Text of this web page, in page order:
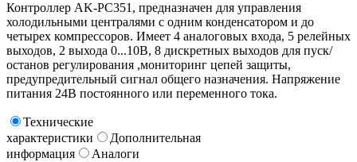
Контроллер AK-PC351, предназначен для управления
холодильными централями с одним конденсатором и до
четырех компрессоров. Имеет 4 аналоговых входа, 5 релейных
выходов, 2 выхода 0...10B, 8 дискретных выходов для пуск/
останов регулирования ,мониторинг цепей защиты,
предупредительный сигнал общего назначения. Напряжение
питания 24В постоянного или переменного тока.
Технические
характеристики
Дополнительная
информация
Аналоги